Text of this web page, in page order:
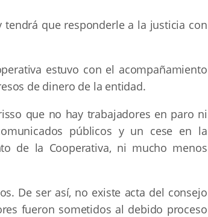
tendrá que responderle a la justicia con
estuvo con el acompañamiento
de dinero de la entidad.
que no hay trabajadores en paro ni
públicos y un cese en la
de la Cooperativa, ni mucho menos
De ser así, no existe acta del consejo
fueron sometidos al debido proceso